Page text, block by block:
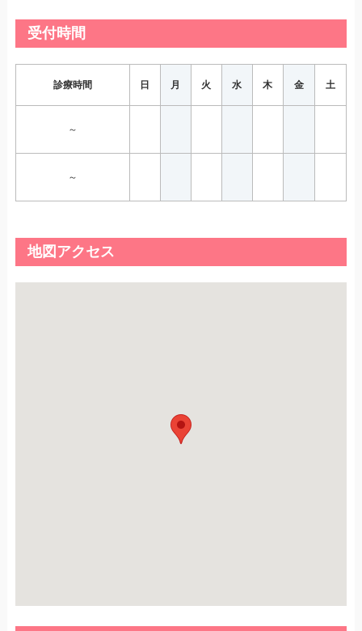
受付時間
診療時間 日 月 火 水 木 金 土
～
～
地図アクセス